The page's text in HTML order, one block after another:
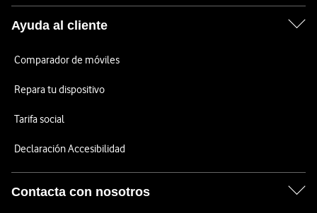
Ayuda al cliente
Comparador de móviles
Repara tu dispositivo
Tarifa social
Declaración Accesibilidad
Contacta con nosotros